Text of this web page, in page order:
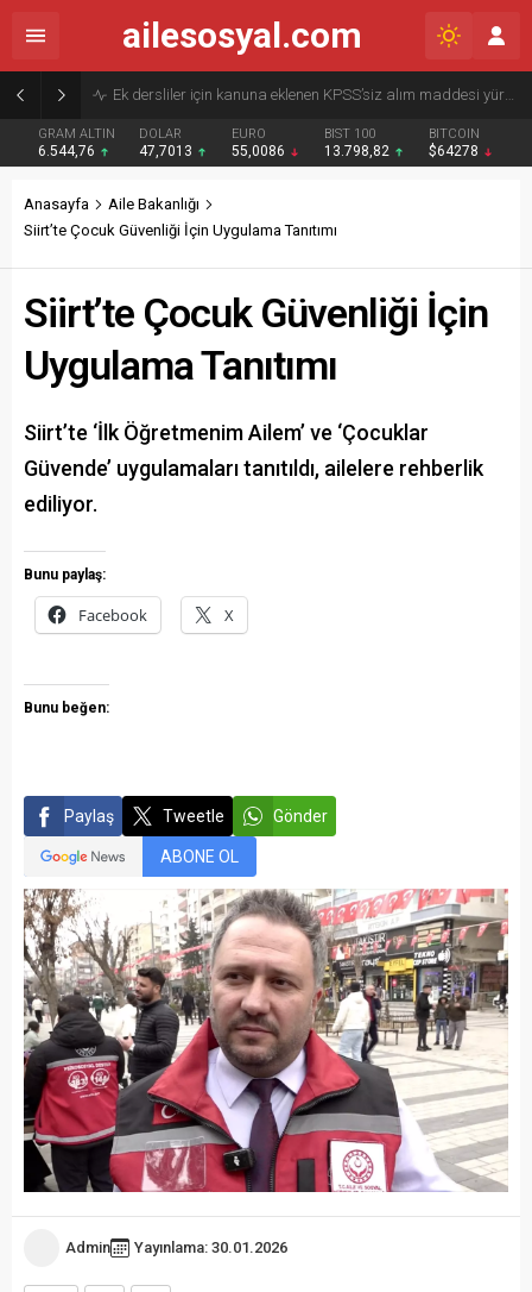
Ek dersliler için kanuna eklenen KPSS’siz alım maddesi yürürlükten kaldırıldı
GRAM ALTIN
6.544,76
DOLAR
47,7013
EURO
55,0086
BIST 100
13.798,82
BITCOIN
$64278
ailesosyal.com
Anasayfa
Aile Bakanlığı
Siirt’te Çocuk Güvenliği İçin Uygulama Tanıtımı
Siirt’te Çocuk Güvenliği İçin
Uygulama Tanıtımı
Siirt’te ‘İlk Öğretmenim Ailem’ ve ‘Çocuklar
Güvende’ uygulamaları tanıtıldı, ailelere rehberlik
ediliyor.
Bunu paylaş:
Facebook X
Bunu beğen:
Paylaş Tweetle Gönder
ABONE OL
Admin Yayınlama: 30.01.2026